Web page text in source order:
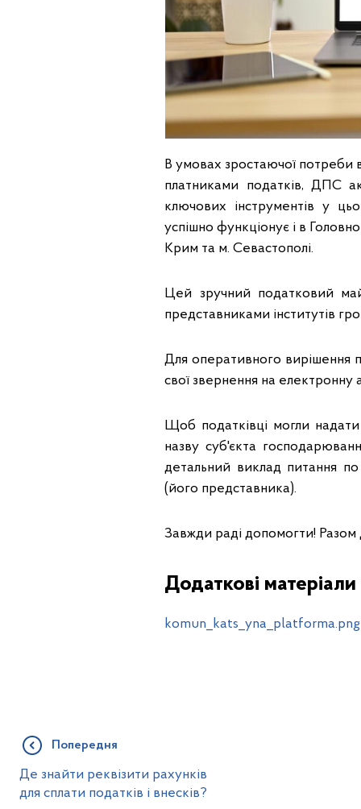
В умовах зростаючої
платниками податків, ДПС
ключових інструментів у
успішно функціонує і в
Крим та м. Севастополі.
Цей зручний податковий
представниками інститутів
Для оперативного вирішення
свої звернення на електронну
Щоб податківці могли
назву суб'єкта
детальний виклад питання
(його представника).
Завжди раді допомогти!
Додаткові матеріали
Попередня
Де знайти реквізити рахунків
для сплати податків і внесків?